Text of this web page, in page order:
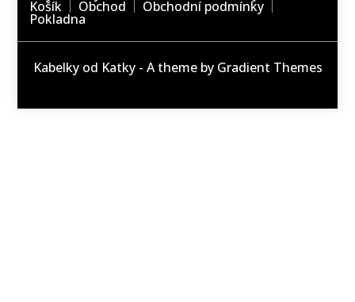
Košík Obchod Obchodní podmínky
Pokladna
Kabelky od Katky - A theme by Gradient Themes